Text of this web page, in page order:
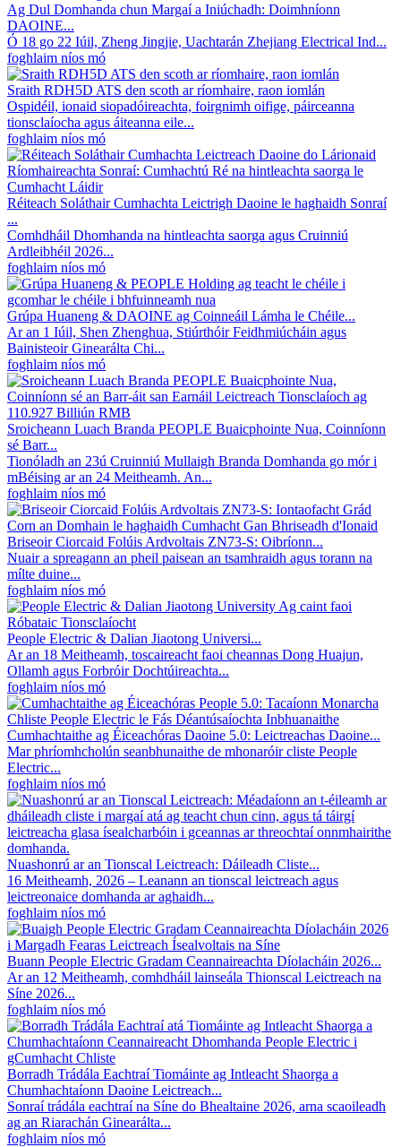
Ag Dul Domhanda chun Margaí a Iniúchadh: Doimhníonn
DAOINE...
Ó 18 go 22 Iúil, Zheng Jingjie, Uachtarán Zhejiang Electrical Ind...
foghlaim níos mó
Sraith RDH5D ATS den scoth ar ríomhaire, raon iomlán
Ospidéil, ionaid siopadóireachta, foirgnimh oifige, páirceanna
tionsclaíocha agus áiteanna eile...
foghlaim níos mó
Réiteach Soláthair Cumhachta Leictrigh Daoine le haghaidh Sonraí
...
Comhdháil Dhomhanda na hintleachta saorga agus Cruinniú
Ardleibhéil 2026...
foghlaim níos mó
Grúpa Huaneng & DAOINE ag Coinneáil Lámha le Chéile...
Ar an 1 Iúil, Shen Zhenghua, Stiúrthóir Feidhmiúcháin agus
Bainisteoir Ginearálta Chi...
foghlaim níos mó
Sroicheann Luach Branda PEOPLE Buaicphointe Nua, Coinníonn
sé Barr...
Tionóladh an 23ú Cruinniú Mullaigh Branda Domhanda go mór i
mBéising ar an 24 Meitheamh. An...
foghlaim níos mó
Briseoir Ciorcaid Folúis Ardvoltais ZN73-S: Oibríonn...
Nuair a spreagann an pheil paisean an tsamhraidh agus torann na
mílte duine...
foghlaim níos mó
People Electric & Dalian Jiaotong Universi...
Ar an 18 Meitheamh, toscaireacht faoi cheannas Dong Huajun,
Ollamh agus Forbróir Dochtúireachta...
foghlaim níos mó
Cumhachtaithe ag Éiceachóras Daoine 5.0: Leictreachas Daoine...
Mar phríomhcholún seanbhunaithe de mhonaróir cliste People
Electric...
foghlaim níos mó
Nuashonrú ar an Tionscal Leictreach: Dáileadh Cliste...
16 Meitheamh, 2026 – Leanann an tionscal leictreach agus
leictreonaice domhanda ar aghaidh...
foghlaim níos mó
Buann People Electric Gradam Ceannaireachta Díolacháin 2026...
Ar an 12 Meitheamh, comhdháil lainseála Thionscal Leictreach na
Síne 2026...
foghlaim níos mó
Borradh Trádála Eachtraí Tiomáinte ag Intleacht Shaorga a
Chumhachtaíonn Daoine Leictreach...
Sonraí trádála eachtraí na Síne do Bhealtaine 2026, arna scaoileadh
ag an Riarachán Ginearálta...
foghlaim níos mó